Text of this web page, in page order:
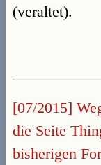
(veraltet).
[07/2015]
die Seite
bisherigen